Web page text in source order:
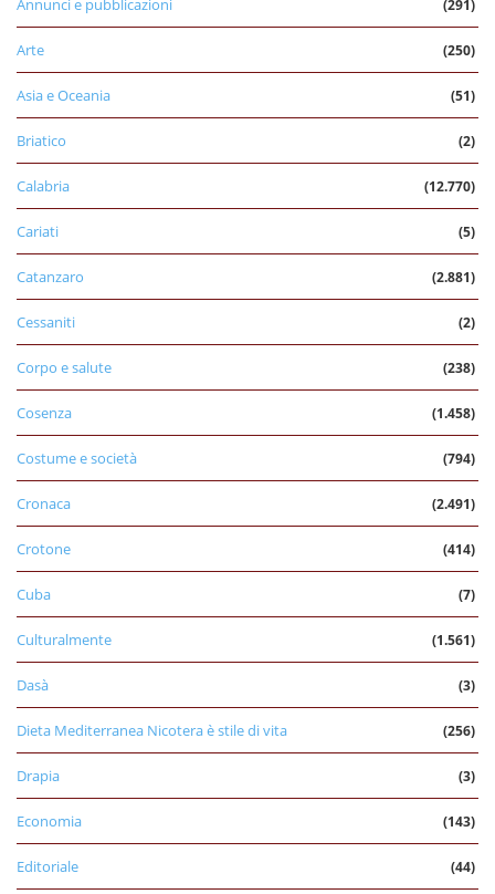
Annunci e pubblicazioni (291)
Arte (250)
Asia e Oceania (51)
Briatico (2)
Calabria (12.770)
Cariati (5)
Catanzaro (2.881)
Cessaniti (2)
Corpo e salute (238)
Cosenza (1.458)
Costume e società (794)
Cronaca (2.491)
Crotone (414)
Cuba (7)
Culturalmente (1.561)
Dasà (3)
Dieta Mediterranea Nicotera è stile di vita (256)
Drapia (3)
Economia (143)
Editoriale (44)